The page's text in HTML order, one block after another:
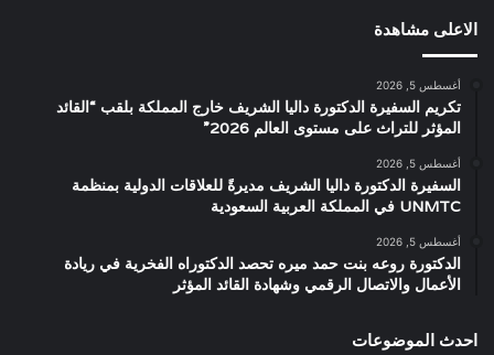
الاعلى مشاهدة
أغسطس 5, 2026
تكريم السفيرة الدكتورة داليا الشريف خارج المملكة بلقب “القائد
المؤثر للتراث على مستوى العالم 2026”
أغسطس 5, 2026
السفيرة الدكتورة داليا الشريف مديرةً للعلاقات الدولية بمنظمة
UNMTC في المملكة العربية السعودية
أغسطس 5, 2026
الدكتورة روعه بنت حمد ميره تحصد الدكتوراه الفخرية في ريادة
الأعمال والاتصال الرقمي وشهادة القائد المؤثر
احدث الموضوعات